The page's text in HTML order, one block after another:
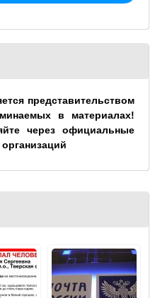
представительством
в материалах!
через официальные